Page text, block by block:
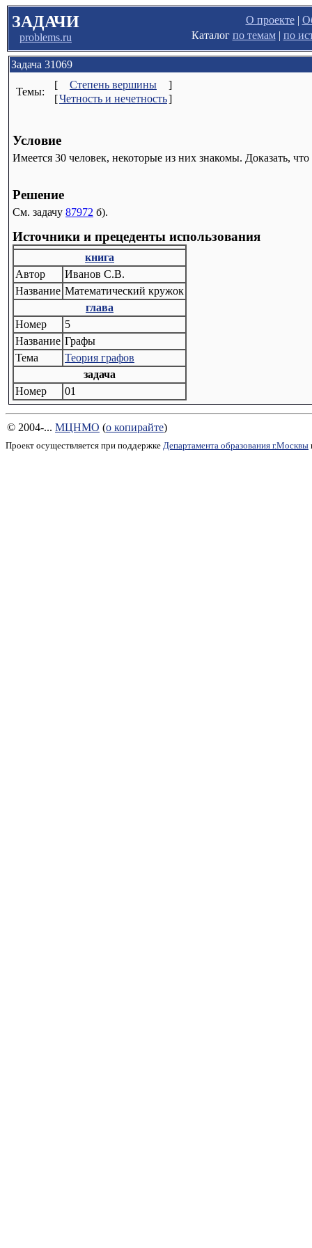
ЗАДАЧИ
problems.ru
О проекте|
Каталог по темам| по
Задача 31069
Темы:
[ Степень вершины
]
[Четность и нечетность]
Условие
Имеется 30 человек, некоторые из них знакомы. Доказать,
Решение
См. задачу 87972 б).
Источники и прецеденты использования
книга
Автор
Иванов С.В.
Название Математический кружок
глава
Номер
5
Название Графы
Тема
Теория графов
задача
Номер
01
© 2004-... МЦНМО (о копирайте)
Проект осуществляется при поддержке Департамента образования г.Москвы